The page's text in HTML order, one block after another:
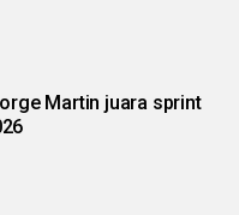
Martin juara sprint